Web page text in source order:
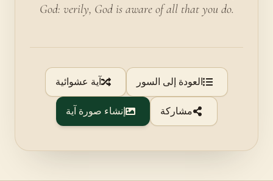
God: verily, God is aware of all that you do.
العودة إلى السور آية عشوائية
مشاركة إنشاء صورة آية